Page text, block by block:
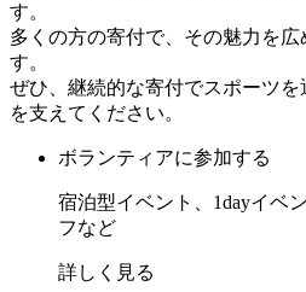
す。
多くの方の寄付で、その魅力を
す。
ぜひ、継続的な寄付でスポーツ
を支えてください。
ボランティアに参加する
宿泊型イベント、1dayイベ
フなど
詳しく見る